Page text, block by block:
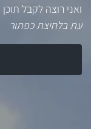
ואני רוצה לקבל
עת בלחיצת כפתור